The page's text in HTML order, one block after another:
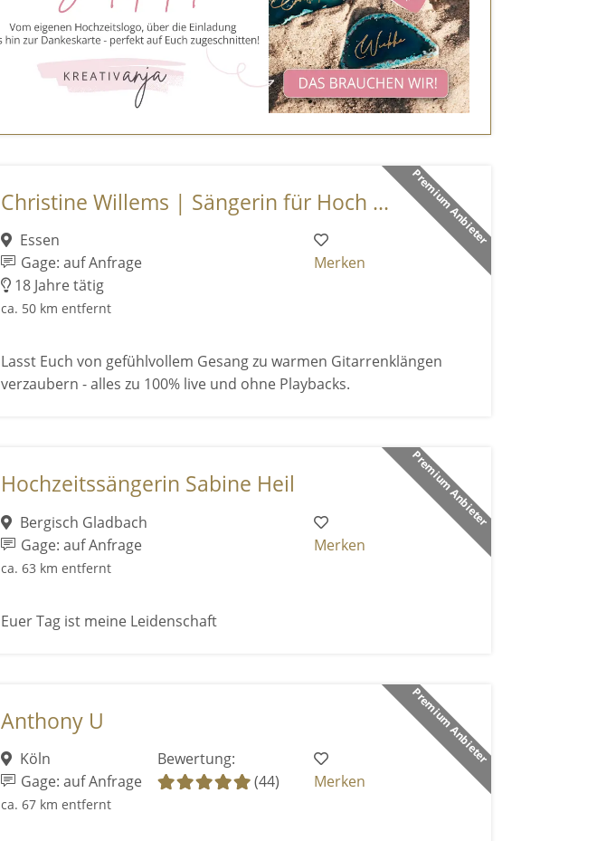
Premium Anbieter
Christine Willems | Sängerin für Hoch ...
Essen
Gage: auf Anfrage
18 Jahre tätig
ca. 50 km entfernt
Merken
Lasst Euch von gefühlvollem Gesang zu warmen Gitarrenklängen
verzaubern - alles zu 100% live und ohne Playbacks.
Premium Anbieter
Hochzeitssängerin Sabine Heil
Bergisch Gladbach
Gage: auf Anfrage
ca. 63 km entfernt
Merken
Euer Tag ist meine Leidenschaft
Premium Anbieter
Anthony U
Köln
Gage: auf Anfrage
ca. 67 km entfernt
Bewertung:
(44)
Merken